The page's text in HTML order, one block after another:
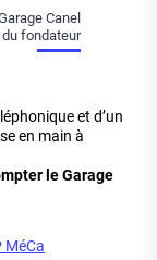
Canel
du fondateur
et d’un
en main à
le Garage
MéCa